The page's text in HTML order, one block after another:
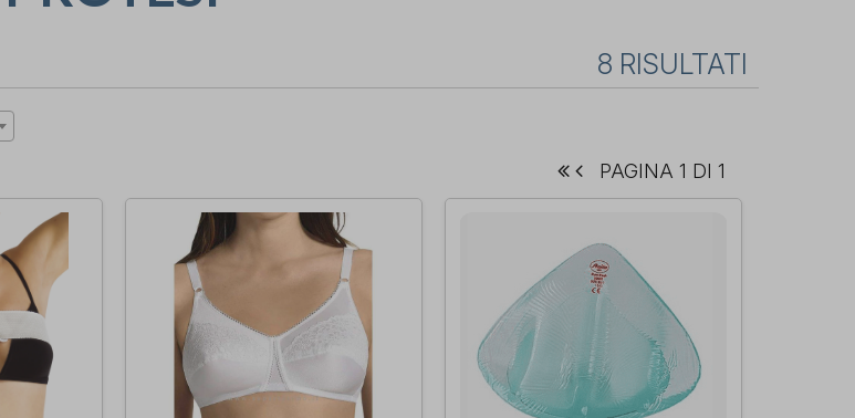
8 RISULTATI
PAGINA 1 DI 1